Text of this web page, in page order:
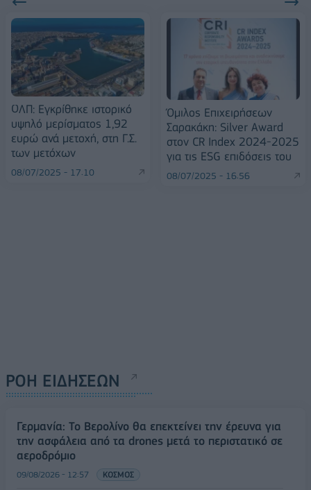
ΟΛΠ: Εγκρίθηκε ιστορικό
υψηλό μερίσματος 1,92
ευρώ ανά μετοχή, στη Γ.Σ.
των μετόχων
08/07/2025 - 17:10
Όμιλος Επιχειρήσεων
Σαρακάκη: Silver Award
στον CR Index 2024-2025
για τις ESG επιδόσεις του
08/07/2025 - 16:56
ΡΟΗ ΕΙΔΗΣΕΩΝ
Γερμανία: Το Βερολίνο θα επεκτείνει την έρευνα για
την ασφάλεια από τα drones μετά το περιστατικό σε
αεροδρόμιο
09/08/2026 - 12:57 ΚΟΣΜΟΣ